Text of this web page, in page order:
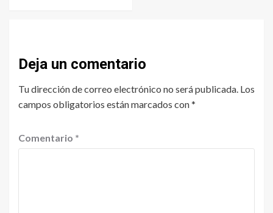
Deja un comentario
Tu dirección de correo electrónico no será publicada. Los
campos obligatorios están marcados con*
Comentario *